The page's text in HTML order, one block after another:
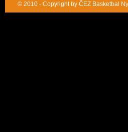
© 2010 - Copyright by ČEZ Basketbal